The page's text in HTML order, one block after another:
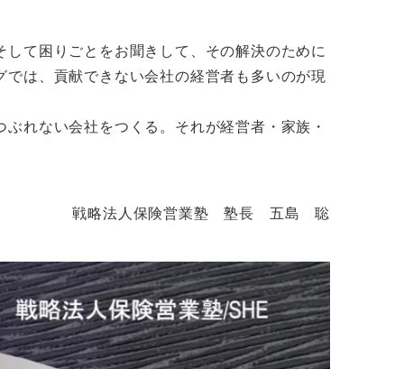
て困りごとをお聞きして、その解決のために
は、貢献できない会社の経営者も多いのが現
れない会社をつくる。それが経営者・家族・
戦略法人保険営業塾 塾長 五島 聡